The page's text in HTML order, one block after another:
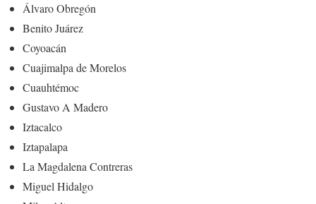
Álvaro Obregón
Benito Juárez
Coyoacán
Cuajimalpa de Morelos
Cuauhtémoc
Gustavo A Madero
Iztacalco
Iztapalapa
La Magdalena Contreras
Miguel Hidalgo